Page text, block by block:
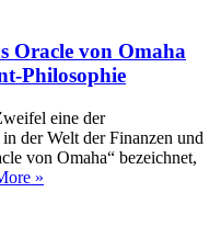
Oracle von Omaha
Philosophie
eine der
der Welt der Finanzen und
von Omaha“ bezeichnet,
»